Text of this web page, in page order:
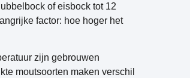
of eisbock tot 12
factor: hoe hoger het
zijn gebrouwen
moutsoorten maken verschil